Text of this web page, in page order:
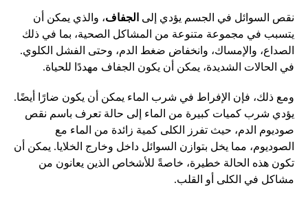
نقص السوائل في الجسم يؤدي إلى الجفاف، والذي يمكن أن
يتسبب في مجموعة متنوعة من المشاكل الصحية، بما في ذلك
الصداع، والإمساك، وانخفاض ضغط الدم، وحتى الفشل الكلوي.
في الحالات الشديدة، يمكن أن يكون الجفاف مهددًا للحياة.
ومع ذلك، فإن الإفراط في شرب الماء يمكن أن يكون ضارًا أيضًا.
يؤدي شرب كميات كبيرة من الماء إلى حالة تعرف باسم نقص
صوديوم الدم، حيث تفرز الكلى كمية زائدة من الماء مع
الصوديوم، مما يخل بتوازن السوائل داخل وخارج الخلايا. يمكن أن
تكون هذه الحالة خطيرة، خاصةً للأشخاص الذين يعانون من
مشاكل في الكلى أو القلب.